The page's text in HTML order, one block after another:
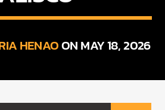
DJ MIX
HENAOON MAY 18, 2026